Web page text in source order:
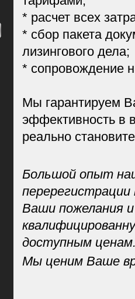
* расчет всех
* сбор пакета
лизингового дела;
* сопровождение
Мы гарантируем
эффективность в
реально
Большой опыт
Ваши пожелания
доступным
Мы ценим Ваше